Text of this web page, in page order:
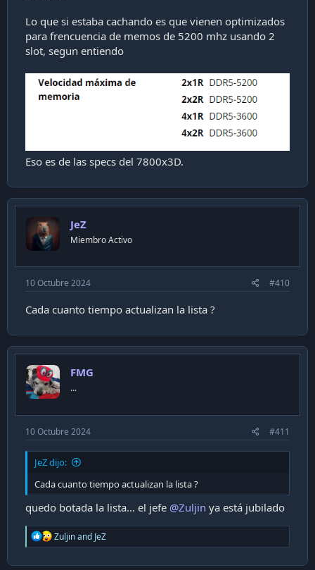
Lo que si estaba cachando es que vienen optimizados
para frencuencia de memos de 5200 mhz usando 2
slot, segun entiendo
Eso es de las specs del 7800x3D.
JeZ
Miembro Activo
10 Octubre 2024 #410
Cada cuanto tiempo actualizan la lista ?
FMG
...
10 Octubre 2024 #411
JeZ dijo:
Cada cuanto tiempo actualizan la lista ?
quedo botada la lista... el jefe @Zuljin ya está jubilado
R
e
Zuljinand JeZ